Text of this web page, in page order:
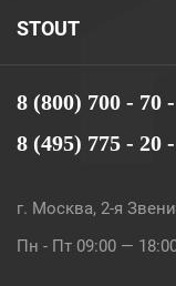
8 (800) 700 - 70 -
8 (495) 775 - 20
г. Москва, 2-я
Пн - Пт 09:00 —
STOUT